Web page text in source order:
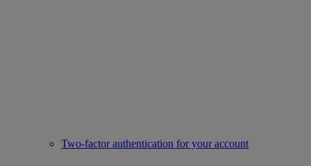
Two-factor authentication for your account